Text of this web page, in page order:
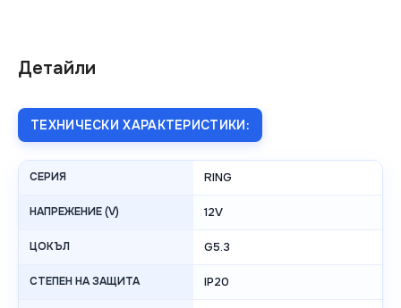
Детайли
ТЕХНИЧЕСКИ ХАРАКТЕРИСТИКИ:
СЕРИЯ RING
НАПРЕЖЕНИЕ (V) 12V
ЦОКЪЛ G5.3
СТЕПЕН НА ЗАЩИТА IP20